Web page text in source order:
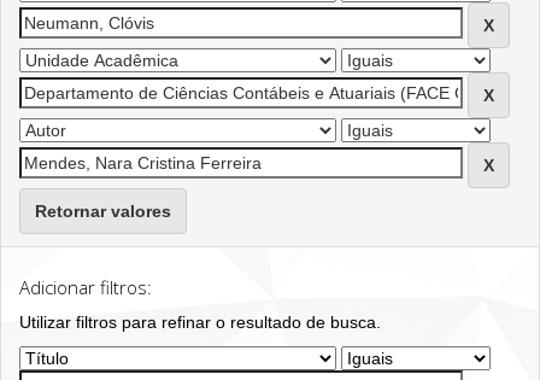
Retornar valores
Adicionar filtros:
Utilizar filtros para refinar o resultado de busca.